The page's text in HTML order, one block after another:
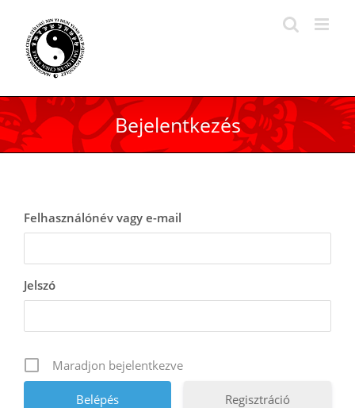
Bejelentkezés
Felhasználónév vagy e-mail
Jelszó
Maradjon bejelentkezve
Regisztráció